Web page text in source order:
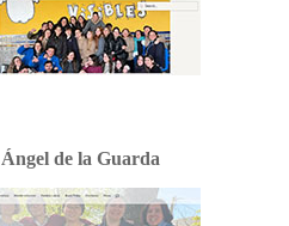
de la Guarda